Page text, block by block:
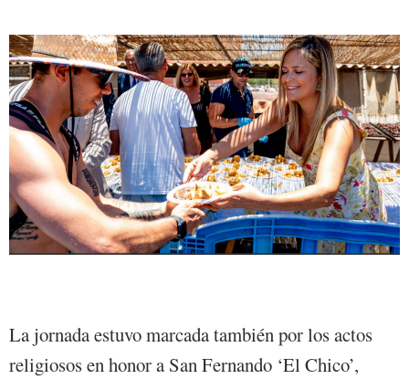
La jornada estuvo marcada también por los actos
religiosos en honor a San Fernando ‘El Chico’,